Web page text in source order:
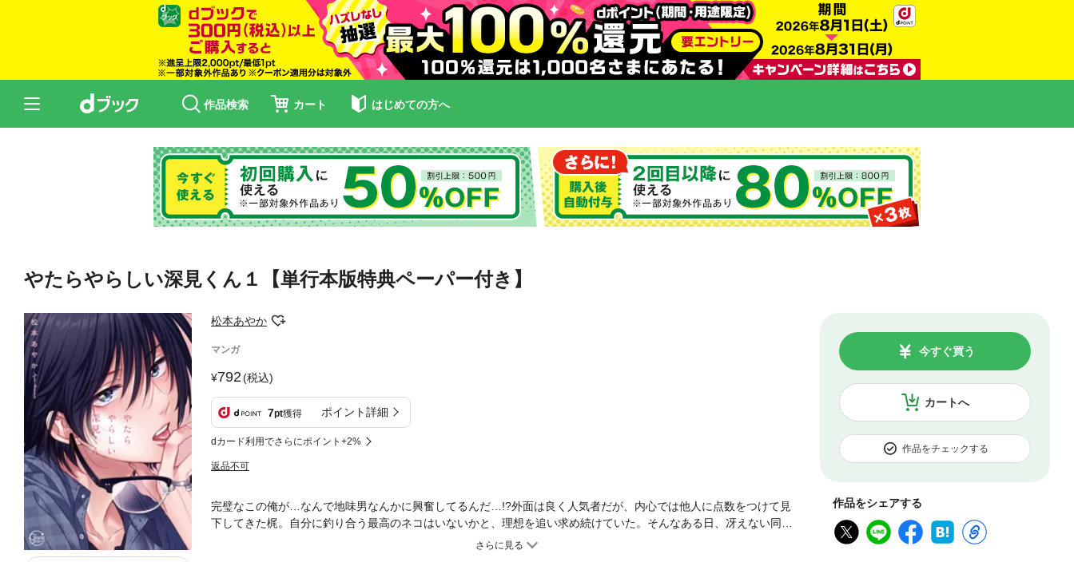
作品検索 カート はじめての方へ
やたらやらしい深見くん１【単行本版特典ペーパー付き】
松本あやか
マンガ
792(税込)
7pt獲得 ポイント詳細
dカード利用でさらにポイント+2%
返品不可
カートへ
今すぐ買う
作品をチェックする
作品をシェアする
完璧なこの俺が…なんで地味男なんかに興奮してるんだ…!?外面は良く人気者だが、内心では他人に点数をつけて見
下してきた梶。自分に釣り合う最高のネコはいないかと、理想を追い求め続けていた。そんなある日、冴えない同
僚・深見と一緒に泊まりの出張へ行くことに。こいつとだけは無人島で2人になってもヤるわけない――そう思ってい